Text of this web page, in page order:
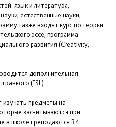
язык и литература,
естественные науки,
также входят курс по теории
эссе, программа
развития (Creativity,
дополнительная
(ESL).
предметы на
засчитываются при
в школе преподаются 34